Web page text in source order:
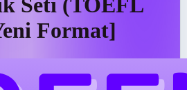
Seti (TOEFL
Format]